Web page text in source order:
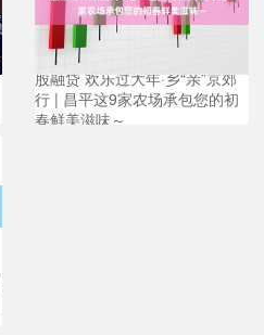
股融贷 欢乐过大年·乡“亲”京郊
行 | 昌平这9家农场承包您的初
春鲜美滋味～